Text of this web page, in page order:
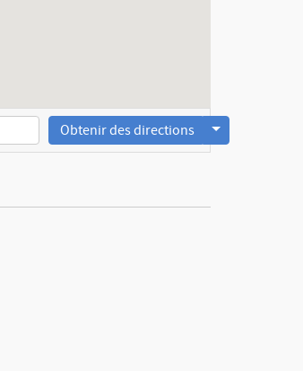
Obtenir des directions